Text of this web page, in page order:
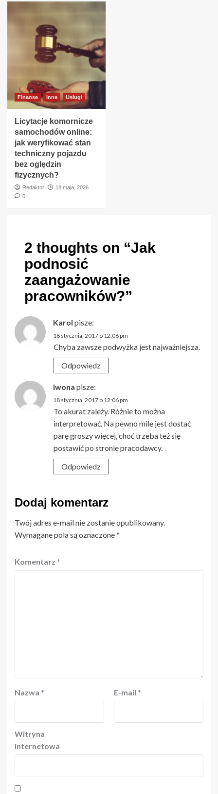
Finanse Inne Usługi
Licytacje komornicze
samochodów online:
jak weryfikować stan
techniczny pojazdu
bez oględzin
fizycznych?
Redaktor
18 maja, 2026
0
2 thoughts on “Jak
podnosić
zaangażowanie
pracowników?”
Karol pisze:
18 stycznia, 2017 o 12:06 pm
Chyba zawsze podwyżka jest najważniejsza.
Odpowiedz
Iwona pisze:
18 stycznia, 2017 o 12:06 pm
To akurat zależy. Różnie to można
interpretować. Na pewno mile jest dostać
parę groszy więcej, choć trzeba też się
postawić po stronie pracodawcy.
Odpowiedz
Dodaj komentarz
Twój adres e-mail nie zostanie opublikowany.
Wymagane pola są oznaczone*
Komentarz *
Nazwa * E-mail *
Witryna
internetowa